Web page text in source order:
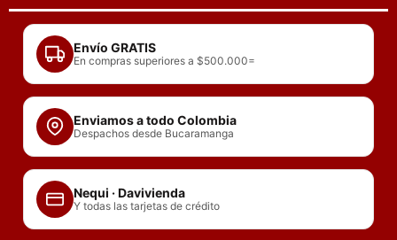
contenido
Envío GRATIS
En compras superiores a $500.000=
Enviamos a todo Colombia
Despachos desde Bucaramanga
Nequi · Davivienda
Y todas las tarjetas de crédito